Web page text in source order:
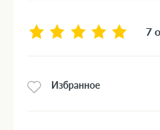
7
Избранное